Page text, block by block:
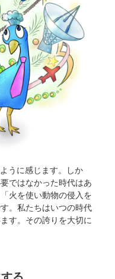
うに感じます。しか
ではなかった時代はあ
火を使い動物の侵入を
。私たちはいつの時代
す。その誇りを大切に